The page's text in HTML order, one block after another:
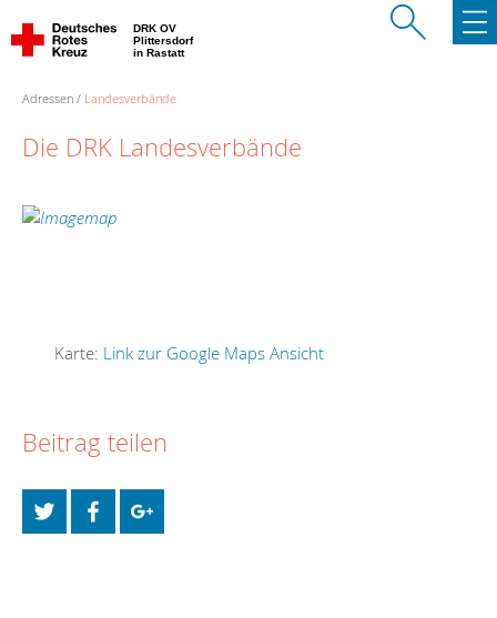
DRK OV
Plittersdorf
in Rastatt
Adressen Landesverbände
Die DRK Landesverbände
Karte: Link zur Google Maps Ansicht
Beitrag teilen